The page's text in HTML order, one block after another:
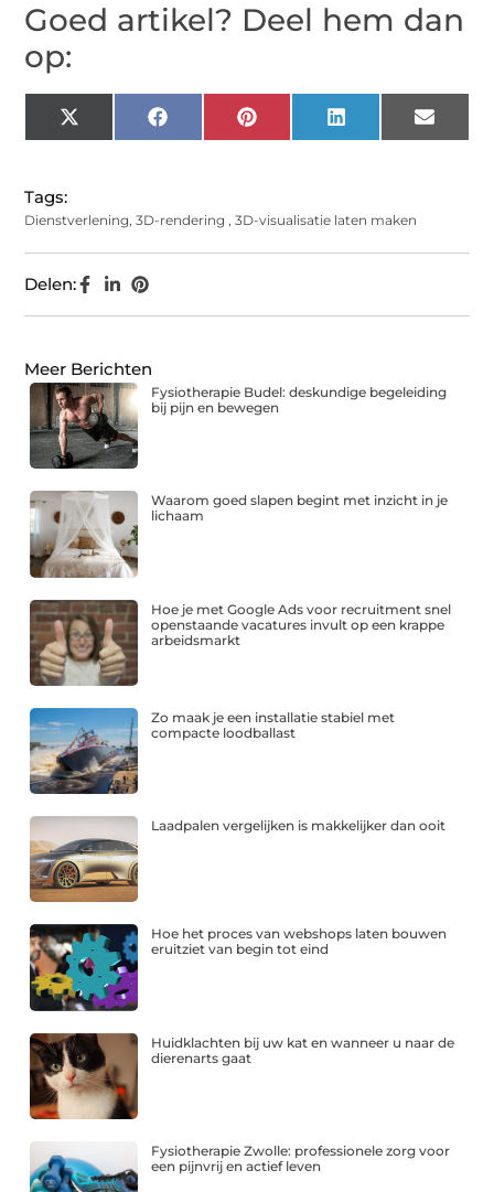
Goed artikel? Deel hem dan
op:
X
(Twitter)
Facebook Pinterest LinkedIn Email
Tags:
Dienstverlening,3D-rendering ,3D-visualisatie laten maken
Delen:
Meer Berichten
Fysiotherapie Budel: deskundige begeleiding
bij pijn en bewegen
Waarom goed slapen begint met inzicht in je
lichaam
Hoe je met Google Ads voor recruitment snel
openstaande vacatures invult op een krappe
arbeidsmarkt
Zo maak je een installatie stabiel met
compacte loodballast
Laadpalen vergelijken is makkelijker dan ooit
Hoe het proces van webshops laten bouwen
eruitziet van begin tot eind
Huidklachten bij uw kat en wanneer u naar de
dierenarts gaat
Fysiotherapie Zwolle: professionele zorg voor
een pijnvrij en actief leven